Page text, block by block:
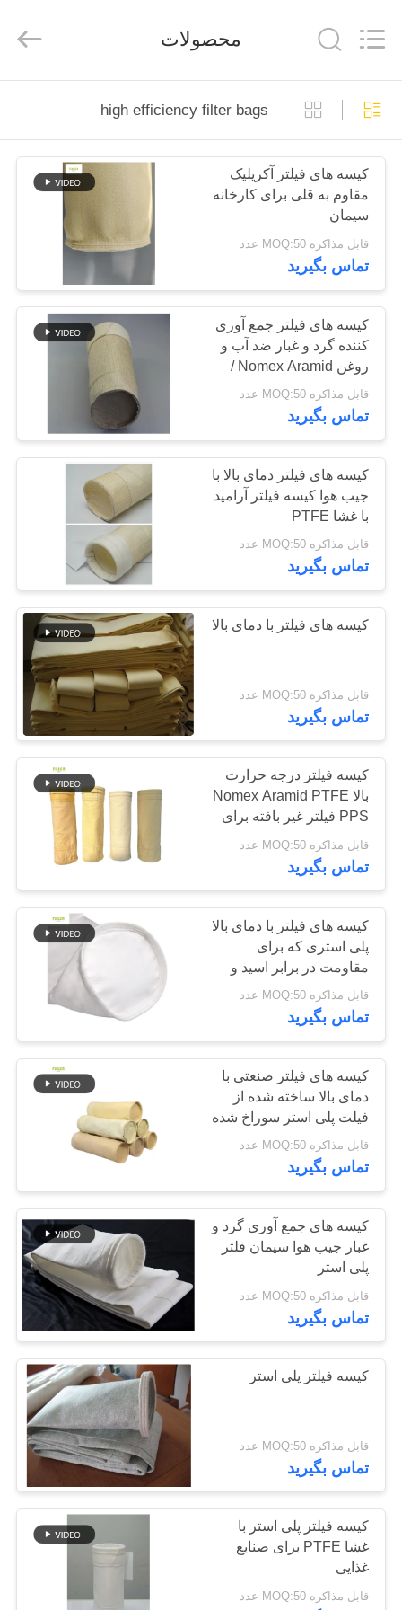
خانه
محصولات
دربارهی
کارخانه
کنترل
کیفیت
تماس
اخبار
نقشه
سایت
سیاست
حفظ
حریم
خصوصی
Filter
Environmental
محصولات
high efficiency filter bags
کیسه های فیلتر آکریلیک
مقاوم به قلی برای کارخانه
سیمان
قابل مذاکره MOQ:50 عدد
تماس بگیرید
کیسه های فیلتر جمع آوری
کننده گرد و غبار ضد آب و
روغن Nomex Aramid /
کیسه های فیلتر کارآمد
قابل مذاکره MOQ:50 عدد
تماس بگیرید
کیسه های فیلتر دمای بالا با
جیب هوا کیسه فیلتر آرامید
با غشا PTFE
قابل مذاکره MOQ:50 عدد
تماس بگیرید
کیسه های فیلتر با دمای بالا
قابل مذاکره MOQ:50 عدد
تماس بگیرید
کیسه فیلتر درجه حرارت
بالا Nomex Aramid PTFE
PPS فیلتر غیر بافته برای
جمع آوری گرد و غبار
قابل مذاکره MOQ:50 عدد
تماس بگیرید
کیسه های فیلتر با دمای بالا
پلی استری که برای
مقاومت در برابر اسید و
قلیات و مدت طولانی در
استخراج سیمان معدن و
گرد و غبار صنعتی طراحی
قابل مذاکره MOQ:50 عدد
تماس بگیرید
کیسه های فیلتر صنعتی با
دمای بالا ساخته شده از
فیلت پلی استر سوراخ شده
با کف تقویت شده برای
جمع آوری گرد و غبار
قابل مذاکره MOQ:50 عدد
تماس بگیرید
کیسه های جمع آوری گرد و
غبار جیب هوا سیمان فلتر
پلی استر
قابل مذاکره MOQ:50 عدد
تماس بگیرید
کیسه فیلتر پلی استر
قابل مذاکره MOQ:50 عدد
تماس بگیرید
کیسه فیلتر پلی استر با
غشا PTFE برای صنایع
غذایی
قابل مذاکره MOQ:50 عدد